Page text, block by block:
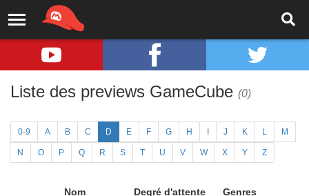
Liste des previews GameCube (0)
0-9 A B C D E F G H J K L M
N O P Q R S T U V W X Y Z
Nom Degré d'attente Genres